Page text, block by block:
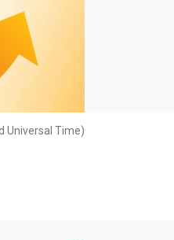
Universal Time)